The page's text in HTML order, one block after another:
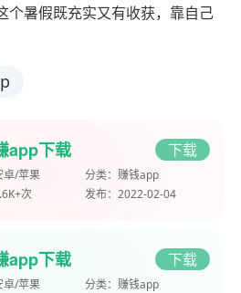
个暑假既充实又有收获，靠自己
app下载 下载
卓/苹果 分类： 赚钱app
次 发布： 2022-02-04
app下载 下载
卓/苹果 分类： 赚钱app